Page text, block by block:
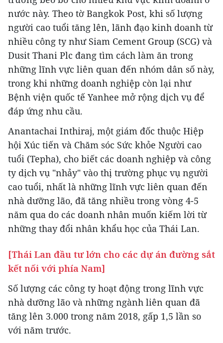
nước này. Theo tờ Bangkok Post, khi số lượng
người cao tuổi tăng lên, lãnh đạo kinh doanh từ
nhiều công ty như Siam Cement Group (SCG) và
Dusit Thani Plc đang tìm cách làm ăn trong
những lĩnh vực liên quan đến nhóm dân số này,
trong khi những doanh nghiệp còn lại như
Bệnh viện quốc tế Yanhee mở rộng dịch vụ để
đáp ứng nhu cầu.
Anantachai Inthiraj, một giám đốc thuộc Hiệp
hội Xúc tiến và Chăm sóc Sức khỏe Người cao
tuổi (Tepha), cho biết các doanh nghiệp và công
ty dịch vụ "nhảy" vào thị trường phục vụ người
cao tuổi, nhất là những lĩnh vực liên quan đến
nhà dưỡng lão, đã tăng nhiều trong vòng 4-5
năm qua do các doanh nhân muốn kiếm lời từ
những thay đổi nhân khẩu học của Thái Lan.
[Thái Lan đầu tư lớn cho các dự án đường sắt
kết nối với phía Nam]
Số lượng các công ty hoạt động trong lĩnh vực
nhà dưỡng lão và những ngành liên quan đã
tăng lên 3.000 trong năm 2018, gấp 1,5 lần so
với năm trước.